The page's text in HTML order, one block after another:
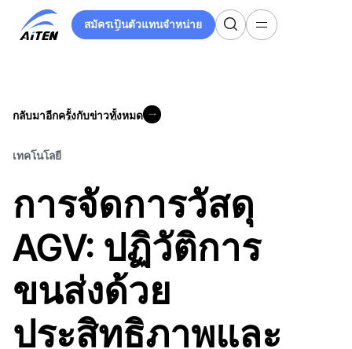
สมัครเป็นตัวแทนจำหน่าย
สมัครเป็นตัวแทนจำหน่าย
กลับมาอีกครั้งกับข่าวทั้งหมด
เทคโนโลยี
การจัดการวัสดุ
AGV: ปฏิวัติการ
ขนส่งด้วย
ประสิทธิภาพและ